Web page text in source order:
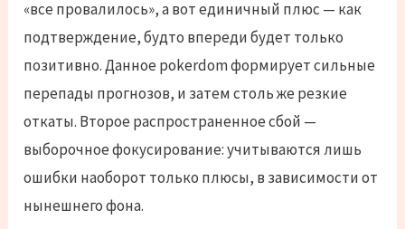
«все провалилось», а вот единичный плюс — как
подтверждение, будто впереди будет только
позитивно. Данное pokerdom формирует сильные
перепады прогнозов, и затем столь же резкие
откаты. Второе распространенное сбой —
выборочное фокусирование: учитываются лишь
ошибки наоборот только плюсы, в зависимости от
нынешнего фона.